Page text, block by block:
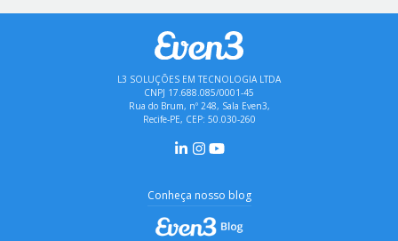
L3 SOLUÇÕES EM TECNOLOGIA LTDA
CNPJ 17.688.085/0001-45
Rua do Brum, nº 248, Sala Even3,
Recife-PE, CEP: 50.030-260
Conheça nosso blog